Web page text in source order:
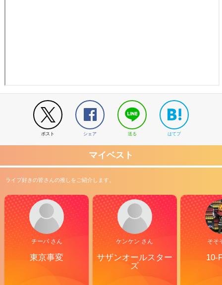
ポスト シェア 送る はてブ
マイベスト
ライブ好きの皆さんの推しをご紹介します。
チーバ さん
東京事変
ケンケン さん
サザンオールスター
ズ
そそ
10-